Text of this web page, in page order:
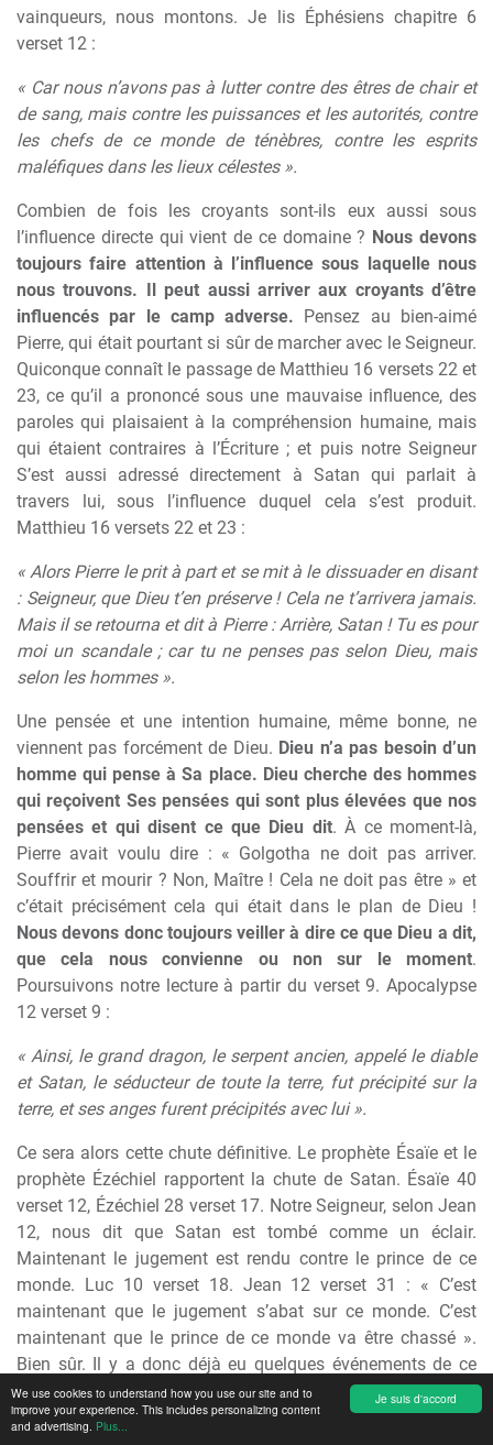
Je suis d'accord
We use cookies to understand how you use our site and to
improve your experience. This includes personalizing content
and advertising. Plus...
vainqueurs, nous montons. Je lis Éphésiens chapitre 6
verset 12 :
« Car nous n’avons pas à lutter contre des êtres de chair et
de sang, mais contre les puissances et les autorités, contre
les chefs de ce monde de ténèbres, contre les esprits
maléfiques dans les lieux célestes ».
Combien de fois les croyants sont-ils eux aussi sous
l’influence directe qui vient de ce domaine ? Nous devons
toujours faire attention à l’influence sous laquelle nous
nous trouvons. Il peut aussi arriver aux croyants d’être
influencés par le camp adverse. Pensez au bien-aimé
Pierre, qui était pourtant si sûr de marcher avec le Seigneur.
Quiconque connaît le passage de Matthieu 16 versets 22 et
23, ce qu’il a prononcé sous une mauvaise influence, des
paroles qui plaisaient à la compréhension humaine, mais
qui étaient contraires à l’Écriture ; et puis notre Seigneur
S’est aussi adressé directement à Satan qui parlait à
travers lui, sous l’influence duquel cela s’est produit.
Matthieu 16 versets 22 et 23 :
« Alors Pierre le prit à part et se mit à le dissuader en disant
: Seigneur, que Dieu t’en préserve ! Cela ne t’arrivera jamais.
Mais il se retourna et dit à Pierre : Arrière, Satan ! Tu es pour
moi un scandale ; car tu ne penses pas selon Dieu, mais
selon les hommes ».
Une pensée et une intention humaine, même bonne, ne
viennent pas forcément de Dieu. Dieu n’a pas besoin d’un
homme qui pense à Sa place. Dieu cherche des hommes
qui reçoivent Ses pensées qui sont plus élevées que nos
pensées et qui disent ce que Dieu dit. À ce moment-là,
Pierre avait voulu dire : « Golgotha ne doit pas arriver.
Souffrir et mourir ? Non, Maître ! Cela ne doit pas être » et
c’était précisément cela qui était dans le plan de Dieu !
Nous devons donc toujours veiller à dire ce que Dieu a dit,
que cela nous convienne ou non sur le moment.
Poursuivons notre lecture à partir du verset 9. Apocalypse
12 verset 9 :
« Ainsi, le grand dragon, le serpent ancien, appelé le diable
et Satan, le séducteur de toute la terre, fut précipité sur la
terre, et ses anges furent précipités avec lui ».
Ce sera alors cette chute définitive. Le prophète Ésaïe et le
prophète Ézéchiel rapportent la chute de Satan. Ésaïe 40
verset 12, Ézéchiel 28 verset 17. Notre Seigneur, selon Jean
12, nous dit que Satan est tombé comme un éclair.
Maintenant le jugement est rendu contre le prince de ce
monde. Luc 10 verset 18. Jean 12 verset 31 : « C’est
maintenant que le jugement s’abat sur ce monde. C’est
maintenant que le prince de ce monde va être chassé ».
Bien sûr. Il y a donc déjà eu quelques événements de ce
genre. Malheureusement il a encore accès pour accuser les
croyants ; et alors, nous devons faire très, très attention à